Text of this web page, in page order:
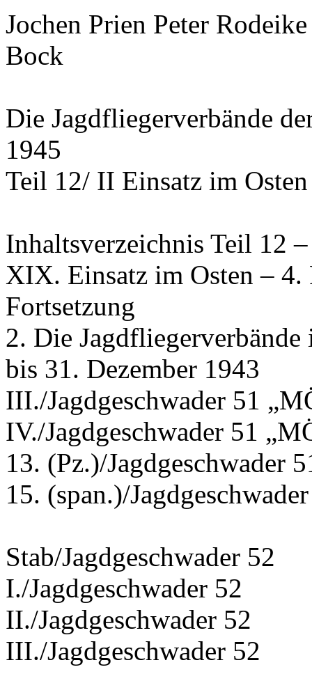
Jochen Prien Peter
Bock
Die Jagdfliegerverbände
1945
Teil 12/ II Einsatz im
Inhaltsverzeichnis Teil 12
XIX. Einsatz im Osten – 4.
Fortsetzung
2. Die
bis 31. Dezember 1943
III./Jagdgeschwader 51
IV./Jagdgeschwader 51
13. (Pz.)/Jagdgeschwader
15. (span.)/
Stab/Jagdgeschwader 52
I./Jagdgeschwader 52
II./Jagdgeschwader 52
III./Jagdgeschwader 52